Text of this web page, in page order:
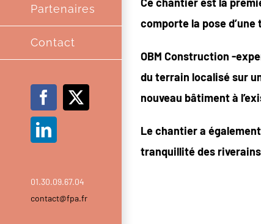
Partenaires
Contact
Facebook
X
LinkedIn
01.30.09.67.04
contact@fpa.fr
comporte la pose
OBM Construction -
du terrain localisé sur
nouveau bâtiment à
Le chantier a
tranquillité des